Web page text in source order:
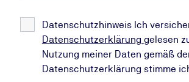
Datenschutzhinweis Ich
Datenschutzerklärung gelesen
Nutzung meiner Daten gemäß
Datenschutzerklärung stimme